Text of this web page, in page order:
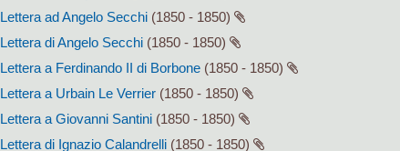
Lettera ad Angelo Secchi (1850 - 1850)
Lettera di Angelo Secchi (1850 - 1850)
Lettera a Ferdinando II di Borbone (1850 - 1850)
Lettera a Urbain Le Verrier (1850 - 1850)
Lettera a Giovanni Santini (1850 - 1850)
Lettera di Ignazio Calandrelli (1850 - 1850)